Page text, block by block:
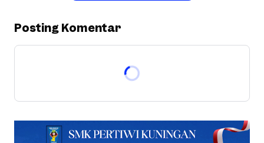
Posting Komentar